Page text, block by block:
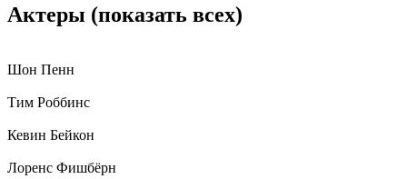
Актеры (показать всех)
Шон Пенн
Тим Роббинс
Кевин Бейкон
Лоренс Фишбёрн